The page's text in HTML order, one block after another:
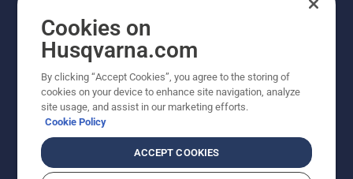
proizvodima, specijalnim ponudama i još mnogo
toga. Prijavite se na naš bilten ovdje.
Cookies on
Husqvarna.com
By clicking “Accept Cookies”, you agree to the storing of
cookies on your device to enhance site navigation, analyze
site usage, and assist in our marketing efforts.
Cookie Policy
ACCEPT COOKIES